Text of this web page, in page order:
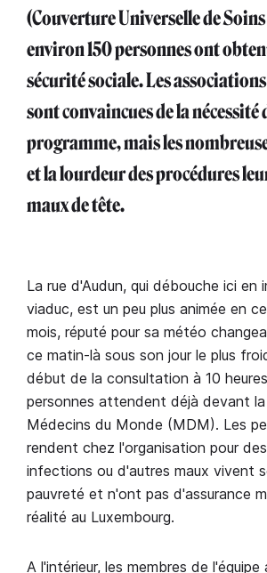
(Couverture Universelle de
environ 150 personnes ont
sécurité sociale. Les
sont convaincues de la nécessité
programme, mais les
et la lourdeur des procédures
maux de tête.
La rue d'Audun, qui débouche ici en
viaduc, est un peu plus animée en
mois, réputé pour sa météo
ce matin-là sous son jour le plus
début de la consultation à 10
personnes attendent déjà devant
Médecins du Monde (MDM). Les
rendent chez l'organisation pour
infections ou d'autres maux vivent
pauvreté et n'ont pas d'assurance
réalité au Luxembourg.
A l'intérieur, les membres de